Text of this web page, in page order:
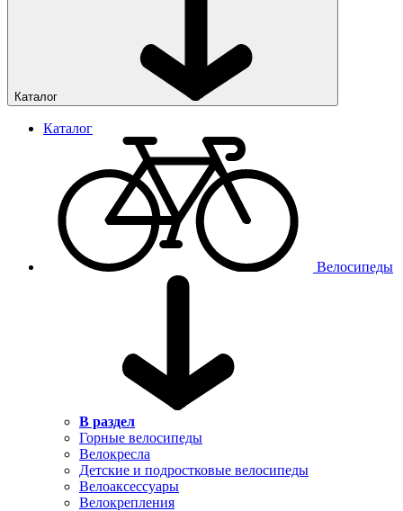
Каталог
Каталог
Велосипеды
В раздел
Горные велосипеды
Велокресла
Детские и подростковые велосипеды
Велоаксессуары
Велокрепления